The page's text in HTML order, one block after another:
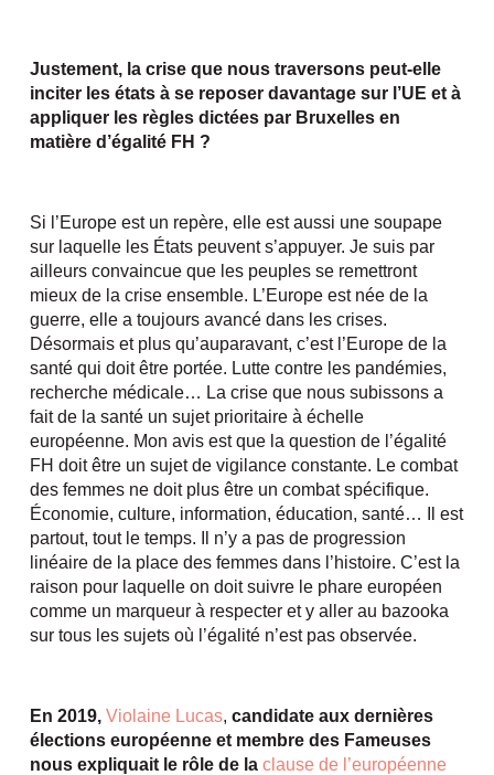
Justement, la crise que nous traversons peut-elle
inciter les états à se reposer davantage sur l’UE et à
appliquer les règles dictées par Bruxelles en
matière d’égalité FH ?
Si l’Europe est un repère, elle est aussi une soupape
sur laquelle les États peuvent s’appuyer. Je suis par
ailleurs convaincue que les peuples se remettront
mieux de la crise ensemble. L’Europe est née de la
guerre, elle a toujours avancé dans les crises.
Désormais et plus qu’auparavant, c’est l’Europe de la
santé qui doit être portée. Lutte contre les pandémies,
recherche médicale… La crise que nous subissons a
fait de la santé un sujet prioritaire à échelle
européenne. Mon avis est que la question de l’égalité
FH doit être un sujet de vigilance constante. Le combat
des femmes ne doit plus être un combat spécifique.
Économie, culture, information, éducation, santé… Il est
partout, tout le temps. Il n’y a pas de progression
linéaire de la place des femmes dans l’histoire. C’est la
raison pour laquelle on doit suivre le phare européen
comme un marqueur à respecter et y aller au bazooka
sur tous les sujets où l’égalité n’est pas observée.
En 2019, Violaine Lucas, candidate aux dernières
élections européenne et membre des Fameuses
nous expliquait le rôle de la clause de l’européenne